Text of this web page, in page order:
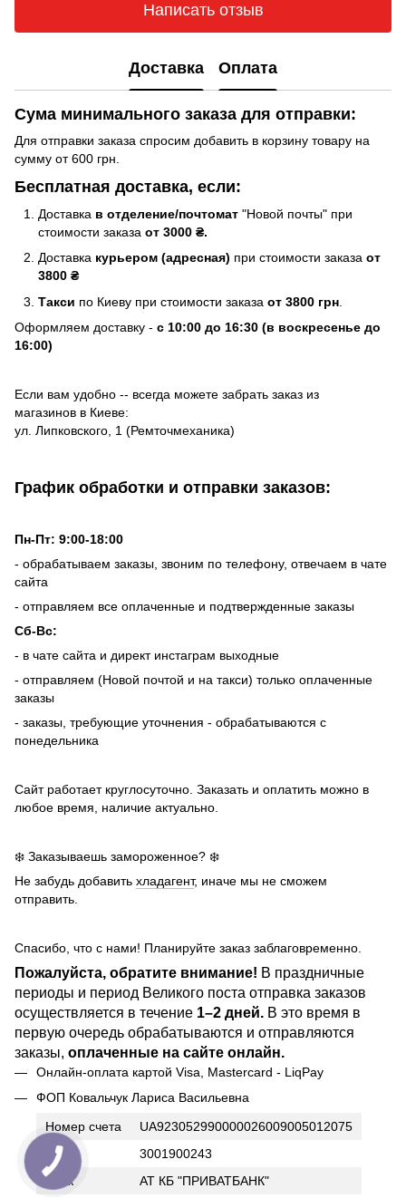
Написать отзыв
Доставка Оплата
Сума минимального заказа для отправки:
Для отправки заказа спросим добавить в корзину товару на
сумму от 600 грн.
Бесплатная доставка, если:
Доставка в отделение/почтомат "Новой почты" при
стоимости заказа от 3000 ₴.
Доставка курьером (адресная) при стоимости заказа от
3800 ₴
Такси по Киеву при стоимости заказа от 3800 грн
Оформляем доставку - с 10:00 до 16:30 (в воскресенье до
16:00)
Если вам удобно -- всегда можете забрать заказ из
магазинов в Киеве:
ул. Липковского, 1 (Ремточмеханика)
График обработки и отправки заказов:
Пн-Пт: 9:00-18:00
- обрабатываем заказы, звоним по телефону, отвечаем в чате
сайта
- отправляем все оплаченные и подтвержденные заказы
Сб-Вс:
- в чате сайта и директ инстаграм выходные
- отправляем (Новой почтой и на такси) только оплаченные
заказы
- заказы, требующие уточнения - обрабатываются с
понедельника
Сайт работает круглосуточно. Заказать и оплатить можно в
любое время, наличие актуально.
❄️ Заказываешь замороженное? ❄️
Не забудь добавить хладагент, иначе мы не сможем
отправить.
Спасибо, что с нами! Планируйте заказ заблаговременно.
Пожалуйста, обратите внимание! В праздничные
периоды и период Великого поста отправка заказов
осуществляется в течение 1–2 дней. В это время в
первую очередь обрабатываются и отправляются
заказы, оплаченные на сайте онлайн.
Онлайн-оплата картой Visa, Mastercard - LiqPay
ФОП Ковальчук Лариса Васильевна
Номер счета
UA923052990000026009005012075
ИНН
3001900243
Банк
АТ КБ "ПРИВАТБАНК"